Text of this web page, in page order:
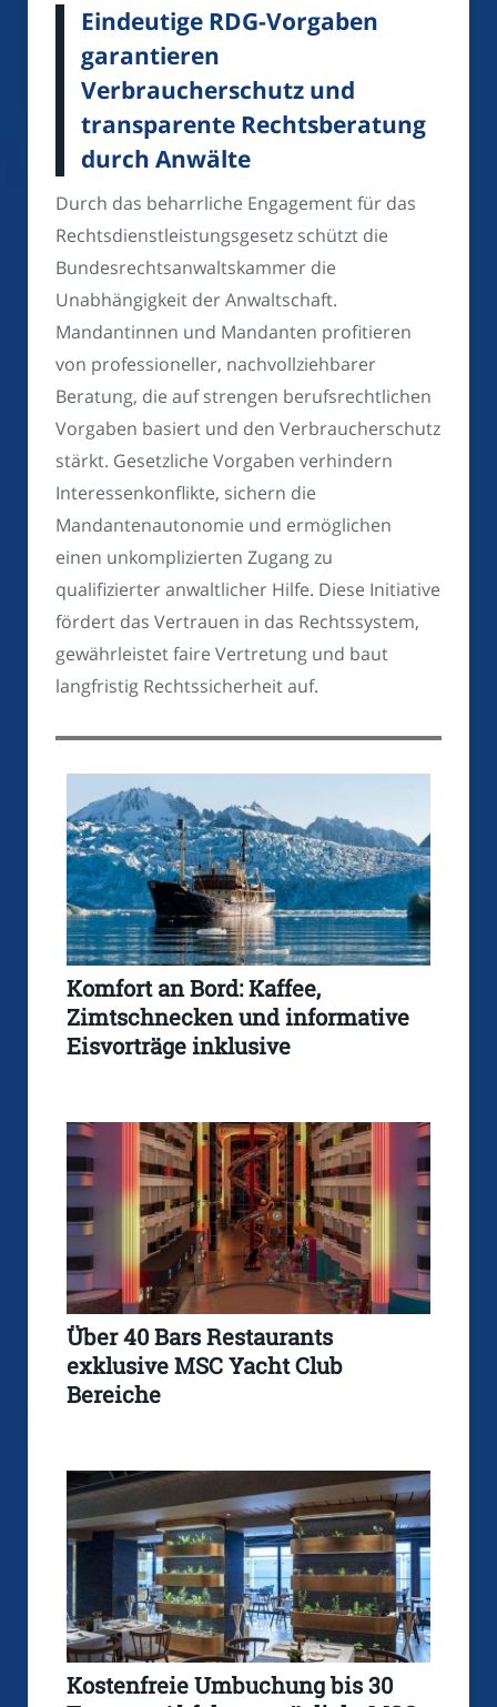
Eindeutige RDG-Vorgaben
garantieren
Verbraucherschutz und
transparente Rechtsberatung
durch Anwälte
Durch das beharrliche Engagement für das
Rechtsdienstleistungsgesetz schützt die
Bundesrechtsanwaltskammer die
Unabhängigkeit der Anwaltschaft.
Mandantinnen und Mandanten profitieren
von professioneller, nachvollziehbarer
Beratung, die auf strengen berufsrechtlichen
Vorgaben basiert und den Verbraucherschutz
stärkt. Gesetzliche Vorgaben verhindern
Interessenkonflikte, sichern die
Mandantenautonomie und ermöglichen
einen unkomplizierten Zugang zu
qualifizierter anwaltlicher Hilfe. Diese Initiative
fördert das Vertrauen in das Rechtssystem,
gewährleistet faire Vertretung und baut
langfristig Rechtssicherheit auf.
Komfort an Bord: Kaffee,
Zimtschnecken und informative
Eisvorträge inklusive
Über 40 Bars Restaurants
exklusive MSC Yacht Club
Bereiche
Kostenfreie Umbuchung bis 30